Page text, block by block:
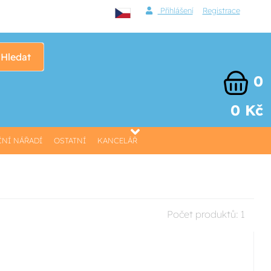
Přihlášení Registrace
Hledat
0
0 Kč
NÁŘADÍ OSTATNÍ KANCELÁŘ
Počet produktů: 1